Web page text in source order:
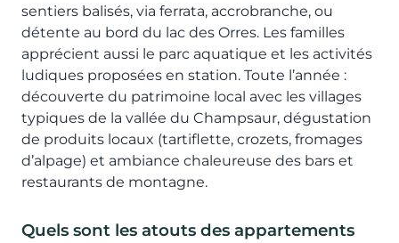
sentiers balisés, via ferrata, accrobranche, ou
détente au bord du lac des Orres. Les familles
apprécient aussi le parc aquatique et les activités
ludiques proposées en station. Toute l’année :
découverte du patrimoine local avec les villages
typiques de la vallée du Champsaur, dégustation
de produits locaux (tartiflette, crozets, fromages
d’alpage) et ambiance chaleureuse des bars et
restaurants de montagne.
Quels sont les atouts des appartements